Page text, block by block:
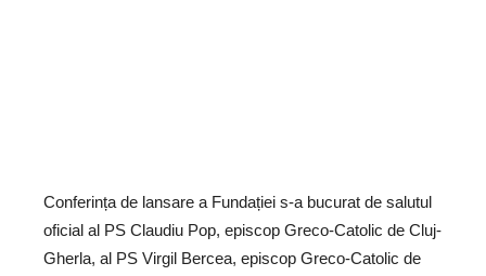
Conferința de lansare a Fundației s-a bucurat de salutul
oficial al PS Claudiu Pop, episcop Greco-Catolic de Cluj-
Gherla, al PS Virgil Bercea, episcop Greco-Catolic de